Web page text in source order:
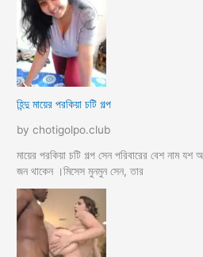
হিন্দু মায়ের পরকিয়া চটি গল্প
by chotigolpo.club
মায়ের পরকিয়া চটি গল্প সেন পরিবারের বেশ নাম
জন থাকেন ।মিসেস মুনমুন সেন, তার